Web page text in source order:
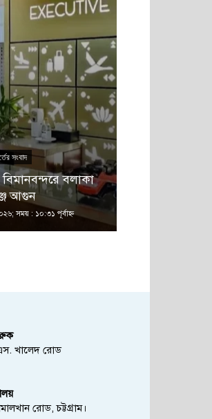
সংবাদ
বলাকা
আগুন
সময় : ১০:৩১ পূর্বাহ্ণ
খালেদ রোড
রোড, চট্টগ্রাম।